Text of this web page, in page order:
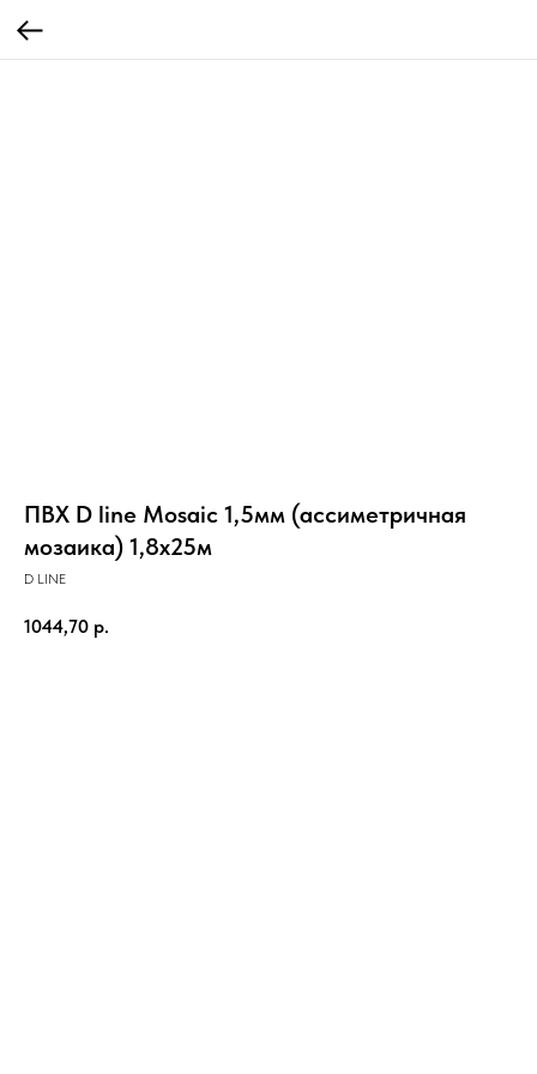
ПВХ D line Mosaic 1,5мм (ассиметричная
мозаика) 1,8х25м
D LINE
1044,70 р.